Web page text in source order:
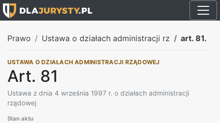
Prawo Ustawa o działach administracji rz art. 81.
USTAWA O DZIAŁACH ADMINISTRACJI RZĄDOWEJ
Art. 81
Ustawa z dnia 4 września 1997 r. o działach administracji
rządowej
Stan aktu